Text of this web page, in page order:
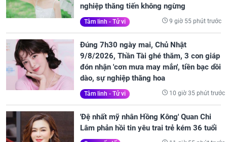
nghiệp thăng tiến không ngừng
Tâm linh - Tử vi 9 giờ 55 phút trước
Đúng 7h30 ngày mai, Chủ Nhật
9/8/2026, Thần Tài ghé thăm, 3 con giáp
đón nhận 'cơn mưa may mắn', tiền bạc dồi
dào, sự nghiệp thăng hoa
Tâm linh - Tử vi 10 giờ 35 phút trước
'Đệ nhất mỹ nhân Hồng Kông' Quan Chi
Lâm phản hồi tin yêu trai trẻ kém 36 tuổi